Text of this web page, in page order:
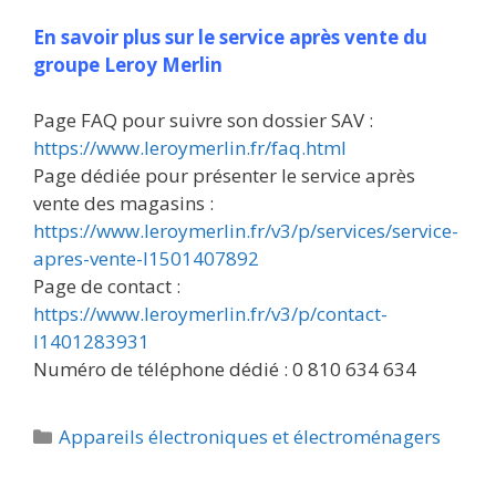
En savoir plus sur le service après vente du
groupe Leroy Merlin
Page FAQ pour suivre son dossier SAV :
https://www.leroymerlin.fr/faq.html
Page dédiée pour présenter le service après
vente des magasins :
https://www.leroymerlin.fr/v3/p/services/service-
apres-vente-l1501407892
Page de contact :
https://www.leroymerlin.fr/v3/p/contact-
l1401283931
Numéro de téléphone dédié : 0 810 634 634
Catégories
Appareils électroniques et électroménagers